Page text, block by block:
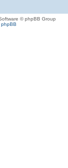
© phpBB Group
phpBB